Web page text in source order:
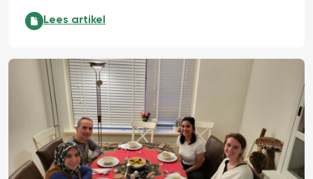
Ik geloof dat we echt een verschil kunnen maken:
Lees artikel